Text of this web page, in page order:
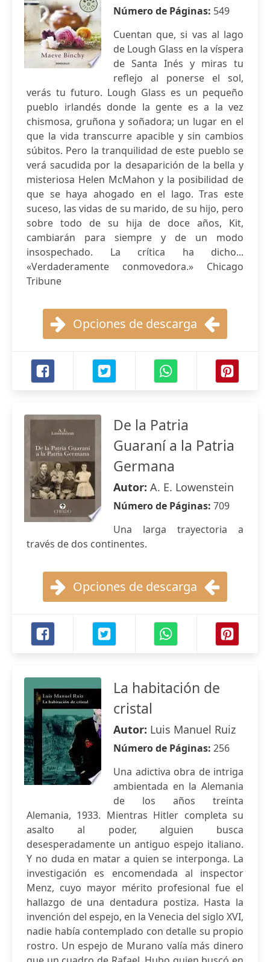
Número de Páginas: 549
Cuentan que, si vas al lago
de Lough Glass en la víspera
de Santa Inés y miras tu
reflejo al ponerse el sol,
verás tu futuro. Lough Glass es un pequeño
pueblo irlandés donde la gente es a la vez
chismosa, gruñona y soñadora; un lugar en el
que la vida transcurre apacible y sin cambios
súbitos. Pero la tranquilidad de este pueblo se
verá sacudida por la desaparición de la bella y
misteriosa Helen McMahon y la posibilidad de
que se haya ahogado en el lago. Tras este
suceso, las vidas de su marido, de su hijo, pero
sobre todo de su hija de doce años, Kit,
cambiarán para siempre y de un modo
insospechado. La crítica ha dicho...
«Verdaderamente conmovedora.» Chicago
Tribune
Opciones de descarga
De la Patria
Guaraní a la Patria
Germana
Autor: A. E. Lowenstein
Número de Páginas: 709
Una larga trayectoria a
través de dos continentes.
Opciones de descarga
La habitación de
cristal
Autor: Luis Manuel Ruiz
Número de Páginas: 256
Una adictiva obra de intriga
ambientada en la Alemania
de los años treinta
Alemania, 1933. Mientras Hitler completa su
asalto al poder, alguien busca
desesperadamente un antiguo espejo italiano.
Y no duda en matar a quien se interponga. La
investigación es encomendada al inspector
Menz, cuyo mayor mérito profesional fue el
hallazgo de una dentadura postiza. Hasta la
invención del espejo, en la Venecia del siglo XVI,
nadie había contemplado con detalle su propio
rostro. Un espejo de Murano valía más dinero